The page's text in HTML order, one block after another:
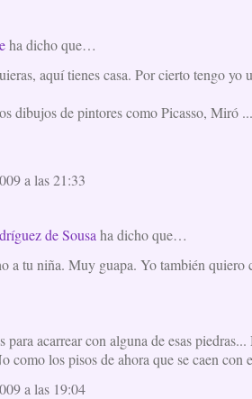
ha dicho que…
aquí tienes casa. Por cierto tengo yo
dibujos de pintores como Picasso, Miró
a las 21:33
de Sousa ha dicho que…
a tu niña. Muy guapa. Yo también quiero
para acarrear con alguna de esas
como los pisos de ahora que se caen con
a las 19:04